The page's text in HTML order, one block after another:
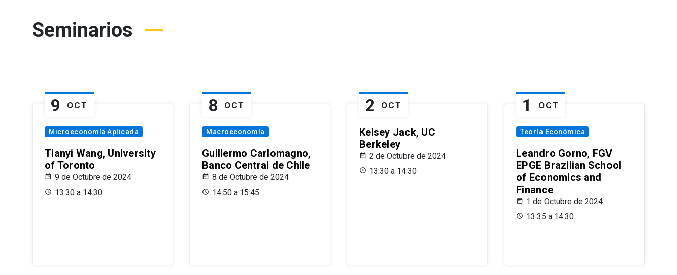
Seminarios
9 OCT
Microeconomía Aplicada
Tianyi Wang, University
of Toronto
9 de Octubre de 2024
13:30 a 14:30
8 OCT
Macroeconomía
Guillermo Carlomagno,
Banco Central de Chile
8 de Octubre de 2024
14:50 a 15:45
2 OCT
Kelsey Jack, UC
Berkeley
2 de Octubre de 2024
13:30 a 14:30
1 OCT
Teoría Económica
Leandro Gorno, FGV
EPGE Brazilian School
of Economics and
Finance
1 de Octubre de 2024
13:35 a 14:30